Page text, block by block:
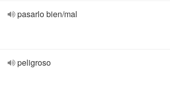
pasarlo bien/mal
peligroso